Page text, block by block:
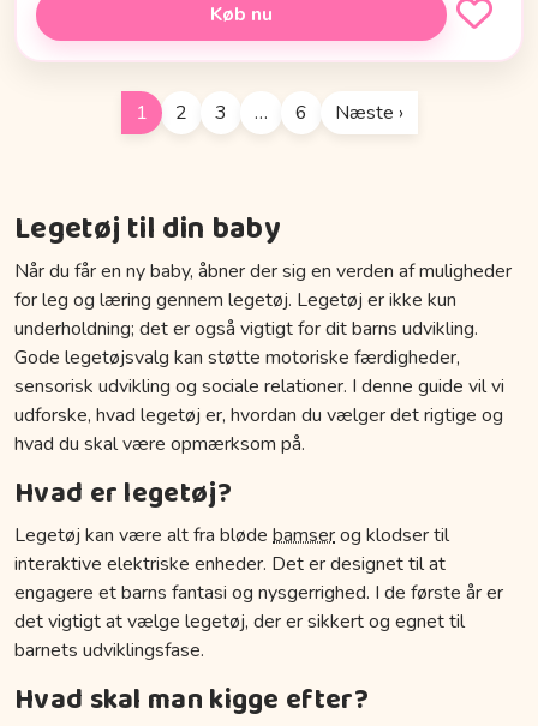
Køb nu
1 2 3 … 6 Næste ›
Legetøj til din baby
Når du får en ny baby, åbner der sig en verden af muligheder
for leg og læring gennem legetøj. Legetøj er ikke kun
underholdning; det er også vigtigt for dit barns udvikling.
Gode legetøjsvalg kan støtte motoriske færdigheder,
sensorisk udvikling og sociale relationer. I denne guide vil vi
udforske, hvad legetøj er, hvordan du vælger det rigtige og
hvad du skal være opmærksom på.
Hvad er legetøj?
Legetøj kan være alt fra bløde bamserog klodser til
interaktive elektriske enheder. Det er designet til at
engagere et barns fantasi og nysgerrighed. I de første år er
det vigtigt at vælge legetøj, der er sikkert og egnet til
barnets udviklingsfase.
Hvad skal man kigge efter?